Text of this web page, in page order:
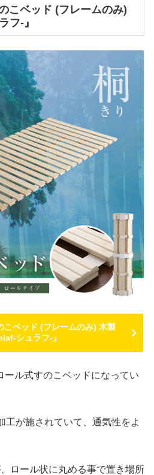
こベッド (フレームのみ)
フ-』
こベッド (フレームのみ) 木製
シュラフ-』
ール式すのこベッドになってい
工が施されていて、通気性をよ
ロール状に丸める事で置き場所